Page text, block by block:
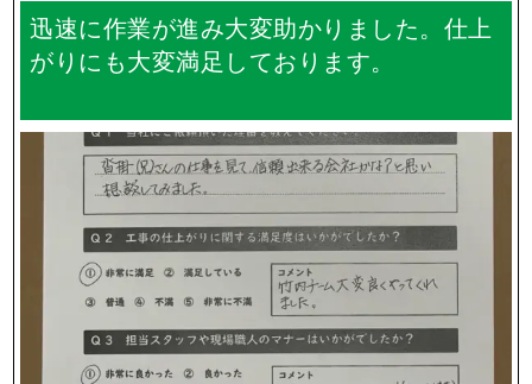
迅速に作業が進み大変助かりました。仕上
がりにも大変満足しております。